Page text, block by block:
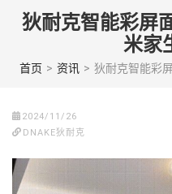
Skip
(Press
狄耐克智能彩屏
米家
首页 > 资讯 > 狄耐克智能彩
2024/11/26
DNAKE狄耐克